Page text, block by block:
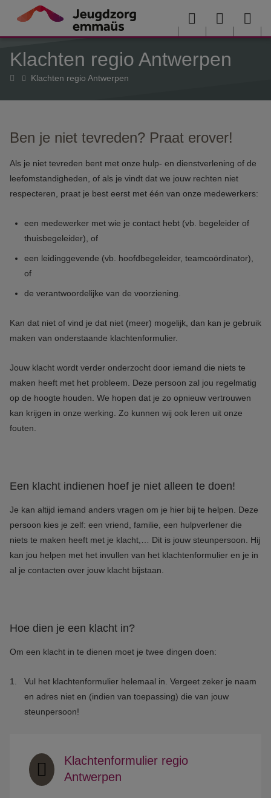
Overslaan en naar de inhoud gaan
Menu User
menu
Klachten regio Antwerpen
HomeKlachten regio Antwerpen
Ben je niet tevreden? Praat erover!
Als je niet tevreden bent met onze hulp- en dienstverlening of de
leefomstandigheden, of als je vindt dat we jouw rechten niet
respecteren, praat je best eerst met één van onze medewerkers:
een medewerker met wie je contact hebt (vb. begeleider of
thuisbegeleider), of
een leidinggevende (vb. hoofdbegeleider, teamcoördinator),
of
de verantwoordelijke van de voorziening.
Kan dat niet of vind je dat niet (meer) mogelijk, dan kan je gebruik
maken van onderstaande klachtenformulier.
Jouw klacht wordt verder onderzocht door iemand die niets te
maken heeft met het probleem. Deze persoon zal jou regelmatig
op de hoogte houden. We hopen dat je zo opnieuw vertrouwen
kan krijgen in onze werking. Zo kunnen wij ook leren uit onze
fouten.
Een klacht indienen hoef je niet alleen te doen!
Je kan altijd iemand anders vragen om je hier bij te helpen. Deze
persoon kies je zelf: een vriend, familie, een hulpverlener die
niets te maken heeft met je klacht,… Dit is jouw steunpersoon. Hij
kan jou helpen met het invullen van het klachtenformulier en je in
al je contacten over jouw klacht bijstaan.
Hoe dien je een klacht in?
Om een klacht in te dienen moet je twee dingen doen:
Vul het klachtenformulier helemaal in. Vergeet zeker je naam
en adres niet en (indien van toepassing) die van jouw
steunpersoon!
Klachtenformulier regio
Antwerpen